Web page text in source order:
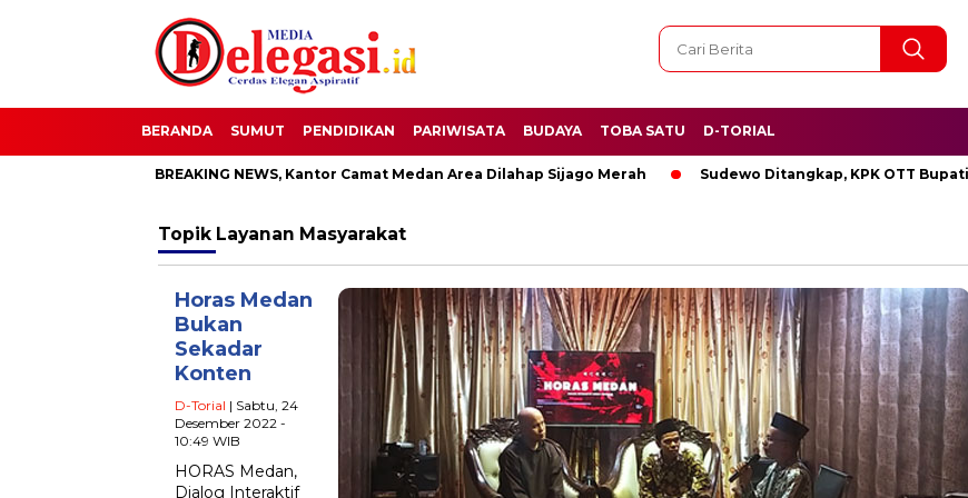
BERANDA SUMUT PENDIDIKAN PARIWISATA BUDAYA TOBA SATU D-TORIAL
BREAKING NEWS, Kantor Camat Medan Area Dilahap Sijago Merah Sudewo Ditangkap, KPK OTT Bupati Pati
Topik Layanan Masyarakat
Horas Medan
Bukan
Sekadar
Konten
D-Torial | Sabtu, 24
Desember 2022 -
10:49 WIB
HORAS Medan,
Dialog Interaktif